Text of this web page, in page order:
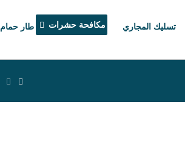
تسليك المجاري مكافحة حشرات طار حمام